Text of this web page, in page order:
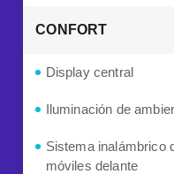
CONFORT
Display central
Iluminación de
Sistema inalámbrico
móviles delante